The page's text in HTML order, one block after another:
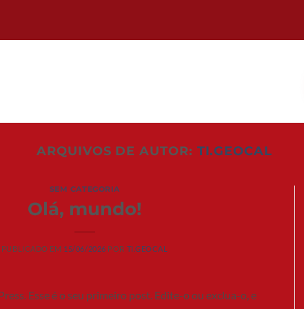
ARQUIVOS DE AUTOR: TI.GEOCAL
SEM CATEGORIA
Olá, mundo!
PUBLICADO EM 15/06/2026 POR TI.GEOCAL
Esse é o seu primeiro post. Edite-o ou exclua-o, e